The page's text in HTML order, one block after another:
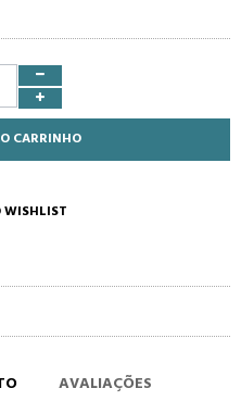
CARRINHO
AVALIAÇÕES